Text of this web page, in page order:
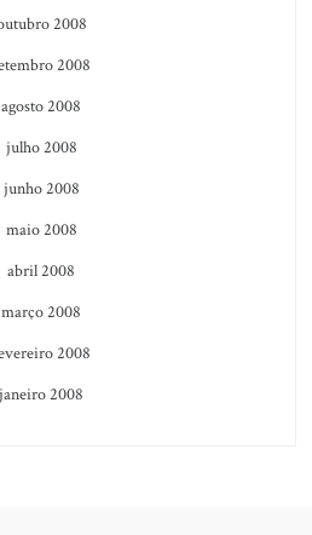
2008
2008
agosto 2008
julho 2008
junho 2008
maio 2008
abril 2008
março 2008
2008
janeiro 2008